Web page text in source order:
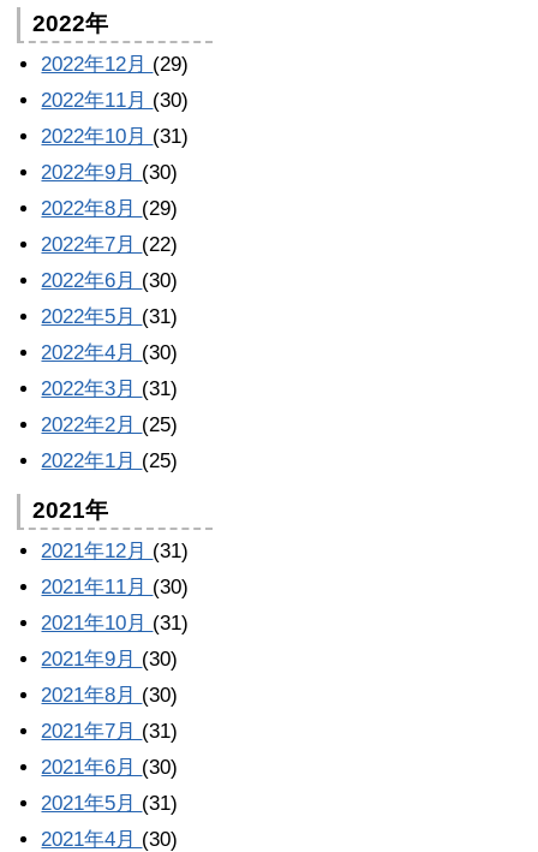
2022年
2022年12月 (29)
2022年11月 (30)
2022年10月 (31)
2022年9月 (30)
2022年8月 (29)
2022年7月 (22)
2022年6月 (30)
2022年5月 (31)
2022年4月 (30)
2022年3月 (31)
2022年2月 (25)
2022年1月 (25)
2021年
2021年12月 (31)
2021年11月 (30)
2021年10月 (31)
2021年9月 (30)
2021年8月 (30)
2021年7月 (31)
2021年6月 (30)
2021年5月 (31)
2021年4月 (30)